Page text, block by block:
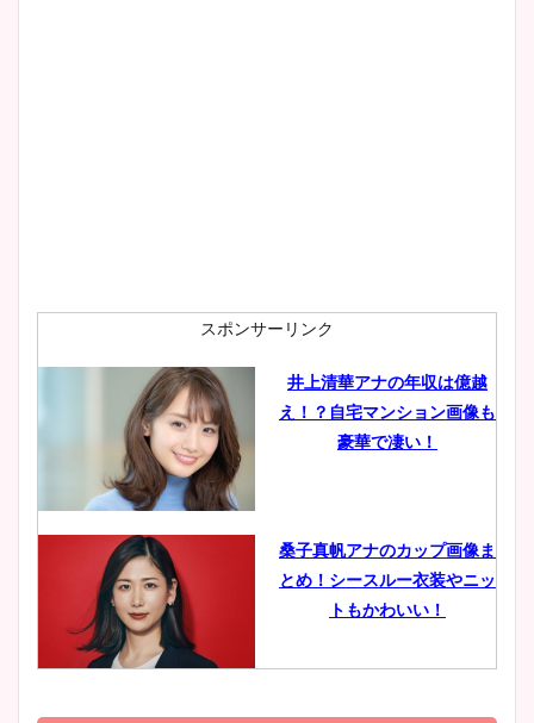
肉も凄い！
鈴木唯の太ってた時の体重が
ヤバすぎww原因や痩せたダ
豊島実季アナのカップ画像ま
とめ！美脚や水着姿に年齢も
スポンサーリンク
井上清華アナの年収は億越
え！？自宅マンション画像も
豪華で凄い！
桑子真帆アナのカップ画像ま
とめ！シースルー衣装やニッ
トもかわいい！
小室瑛莉子のカップ画像まと